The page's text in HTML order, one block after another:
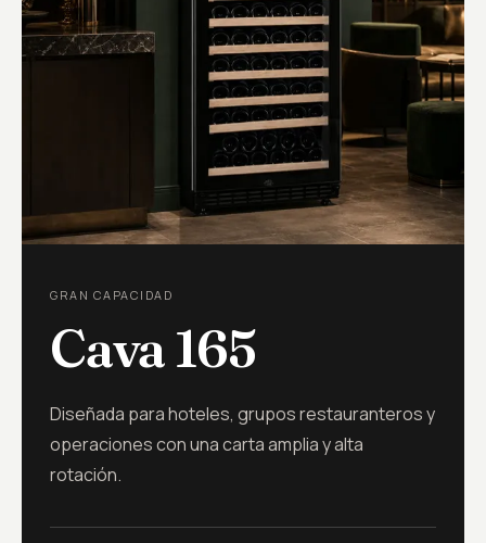
GRAN CAPACIDAD
Cava 165
Diseñada para hoteles, grupos restauranteros y
operaciones con una carta amplia y alta
rotación.